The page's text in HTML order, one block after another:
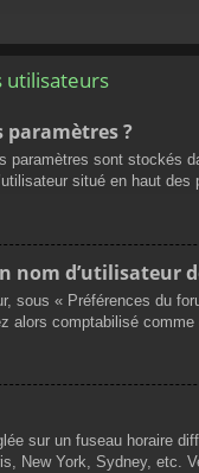
utilisateurs
paramètres ?
sont stockés
situé en haut
nom d’utilisateur
sous « Préférences du
alors comptabilisé
sur un fuseau horaire
New York, Sydney, etc.